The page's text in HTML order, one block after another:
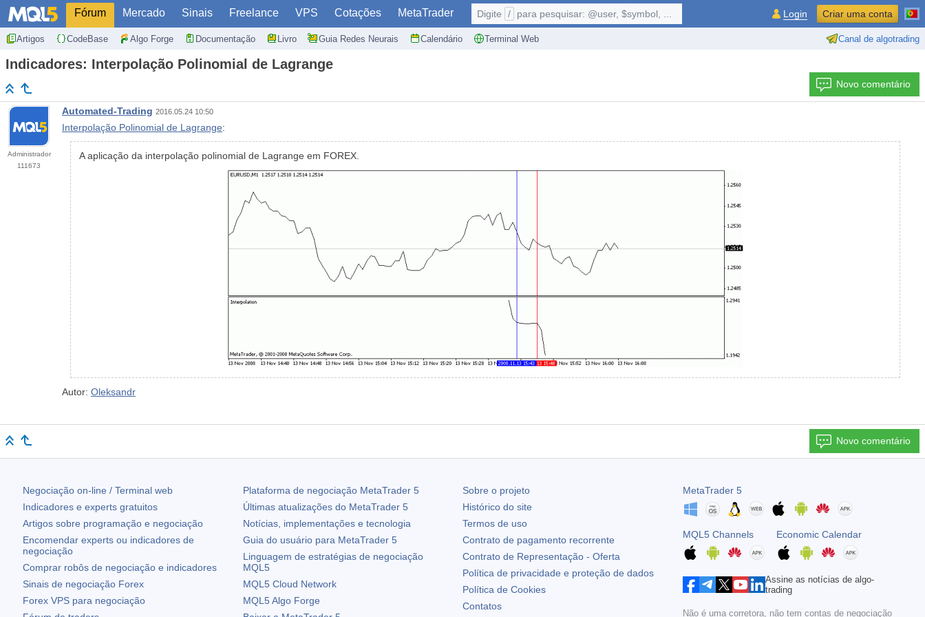
Fórum Mercado Sinais Freelance VPS Cotações MetaTrader
Artigos CodeBase Algo Forge Documentação Livro Guia Redes Neurais Calendário Terminal Web Canal de algotrading
Digite / para pesquisar: @user, $symbol, ... Login Criar uma conta
Indicadores: Interpolação Polinomial de Lagrange
Novo comentário
Administrador
111673
Automated-Trading 2016.05.24 10:50
Interpolação Polinomial de Lagrange:
A aplicação da interpolação polinomial de Lagrange em FOREX.
Autor: Oleksandr
Novo comentário
Negociação on-line / Terminal web
Indicadores e experts gratuitos
Artigos sobre programação e negociação
Encomendar experts ou indicadores de
negociação
Comprar robôs de negociação e indicadores
Sinais de negociação Forex
Forex VPS para negociação
Plataforma de negociação MetaTrader 5
Últimas atualizações do MetaTrader 5
Notícias, implementações e tecnologia
Guia do usuário para MetaTrader 5
Linguagem de estratégias de negociação
MQL5
MQL5 Cloud Network
MQL5 Algo Forge
Sobre o projeto
Histórico do site
Termos de uso
Contrato de pagamento recorrente
Contrato de Representação - Oferta
Política de privacidade e proteção de dados
Política de Cookies
Contatos
MetaTrader 5
MQL5 Channels Economic Calendar
Assine as notícias de algo-
trading
Não é uma corretora, não tem contas de negociação